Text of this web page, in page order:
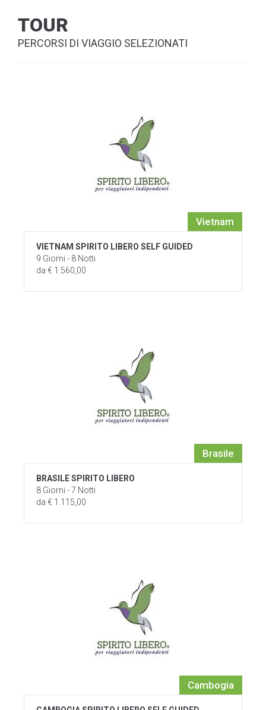
TOUR
PERCORSI DI VIAGGIO SELEZIONATI
Vietnam
VIETNAM SPIRITO LIBERO SELF GUIDED
9 Giorni - 8 Notti
da € 1.560,00
Brasile
BRASILE SPIRITO LIBERO
8 Giorni - 7 Notti
da € 1.115,00
Cambogia